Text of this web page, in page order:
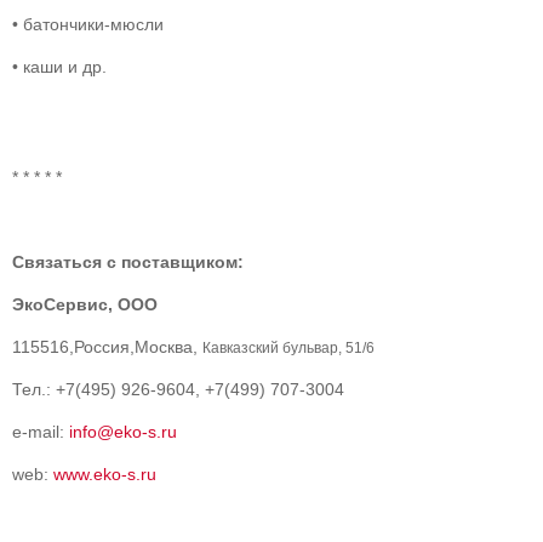
• батончики-мюсли
• каши и др.
* * * * *
Связаться с поставщиком:
ЭкоСервис, ООО
115516,Россия,Москва, Кавказский бульвар, 51/6
Тел.: +7(495) 926-9604, +7(499) 707-3004
e-mail: info@eko-s.ru
web: www.eko-s.ru